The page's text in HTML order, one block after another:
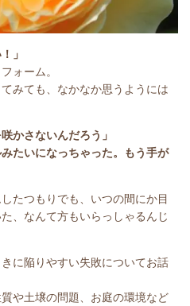
」
ォーム。
みても、なかなか思うようには
かさないんだろう」
たいになっちゃった。もう手が
たつもりでも、いつの間にか目
、なんて方もいらっしゃるんじ
に陥りやすい失敗についてお話
や土壌の問題、お庭の環境など